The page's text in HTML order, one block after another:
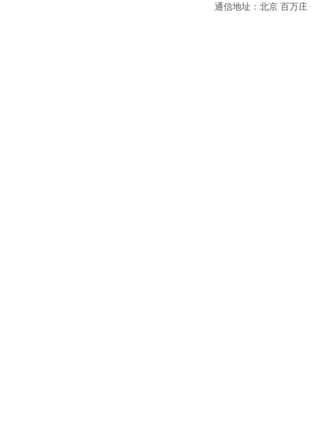
通信地址：北京 百万